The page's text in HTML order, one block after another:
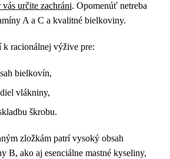
určite zachráni. Opomenúť netreba
A a C a kvalitné bielkoviny.
k racionálnej výžive pre:
bielkovín,
vlákniny,
škrobu.
zložkám patrí vysoký obsah
B, ako aj esenciálne mastné kyseliny,